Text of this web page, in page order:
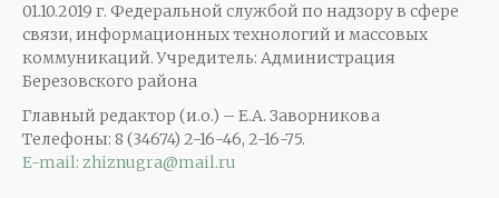
01.10.2019 г. Федеральной службой по надзору в сфере
связи, информационных технологий и массовых
коммуникаций. Учредитель: Администрация
Березовского района
Главный редактор (и.о.) – Е.А. Заворникова
Телефоны: 8 (34674) 2-16-46, 2-16-75.
E-mail: zhiznugra@mail.ru